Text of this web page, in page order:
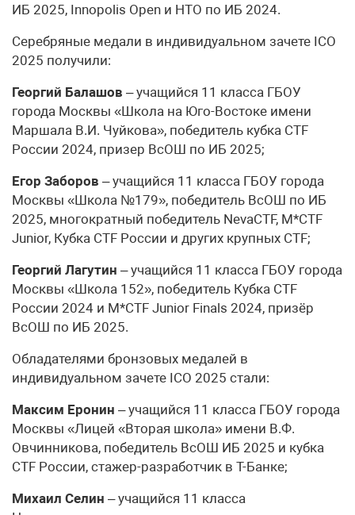
ИБ 2025, Innopolis Open и НТО по ИБ 2024.
Серебряные медали в индивидуальном зачете ICO
2025 получили:
Георгий Балашов – учащийся 11 класса ГБОУ
города Москвы «Школа на Юго-Востоке имени
Маршала В.И. Чуйкова», победитель кубка CTF
России 2024, призер ВсОШ по ИБ 2025;
Егор Заборов – учащийся 11 класса ГБОУ города
Москвы «Школа №179», победитель ВсОШ по ИБ
2025, многократный победитель NevaCTF, M*CTF
Junior, Кубка CTF России и других крупных CTF;
Георгий Лагутин – учащийся 11 класса ГБОУ города
Москвы «Школа 152», победитель Кубка CTF
России 2024 и M*CTF Junior Finals 2024, призёр
ВсОШ по ИБ 2025.
Обладателями бронзовых медалей в
индивидуальном зачете ICO 2025 стали:
Максим Еронин – учащийся 11 класса ГБОУ города
Москвы «Лицей «Вторая школа» имени В.Ф.
Овчинникова, победитель ВсОШ ИБ 2025 и кубка
CTF России, стажер-разработчик в Т-Банке;
Михаил Селин – учащийся 11 класса